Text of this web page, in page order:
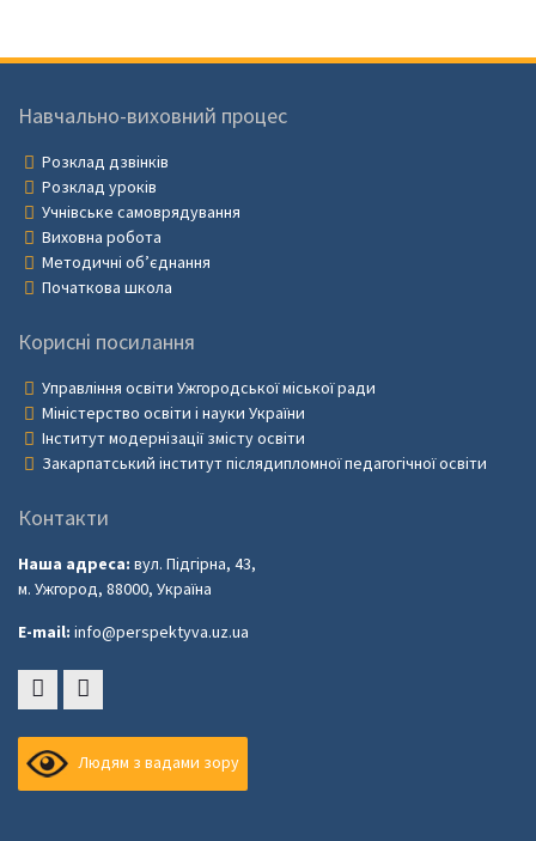
Навчально-виховний процес
Розклад дзвінків
Розклад уроків
Учнівське самоврядування
Виховна робота
Методичні об’єднання
Початкова школа
Корисні посилання
Управління освіти Ужгородської міської ради
Міністерство освіти і науки України
Інститут модернізації змісту освіти
Закарпатський інститут післядипломної педагогічної освіти
Контакти
Наша адреса: вул. Підгірна, 43,
м. Ужгород, 88000, Україна
E-mail: info@perspektyva.uz.ua
Людям з вадами зору